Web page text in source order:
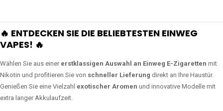
🔥 ENTDECKEN SIE DIE BELIEBTESTEN EINWEG
VAPES! 🔥
Wählen Sie aus einer erstklassigen Auswahl an Einweg E-Zigaretten mit
Nikotin und profitieren Sie von schneller Lieferung direkt an Ihre Haustür.
Genießen Sie eine Vielzahl exotischer Aromen und innovative Modelle mit
extra langer Akkulaufzeit.